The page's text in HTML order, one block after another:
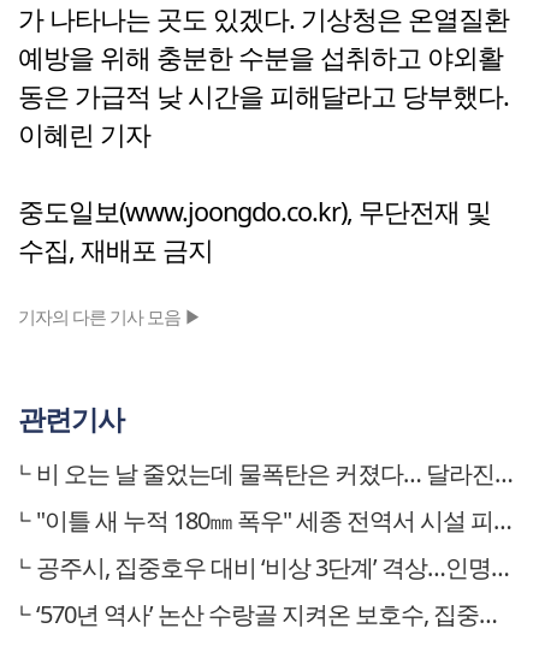
가 나타나는 곳도 있겠다. 기상청은 온열질환
예방을 위해 충분한 수분을 섭취하고 야외활
동은 가급적 낮 시간을 피해달라고 당부했다.
이혜린 기자
중도일보(www.joongdo.co.kr), 무단전재 및
수집, 재배포 금지
기자의 다른 기사 모음 ▶
관련기사
비 오는 날 줄었는데 물폭탄은 커졌다… 달라진 충청권 여름비
"이틀 새 누적 180㎜ 폭우" 세종 전역서 시설 피해·통제 잇따라
공주시, 집중호우 대비 ‘비상 3단계’ 격상…인명피해 제로화 총력
‘570년 역사’ 논산 수랑골 지켜온 보호수, 집중호우로 뿌리째 뽑혀